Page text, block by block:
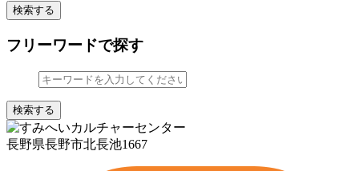
検索する
フリーワードで探す
検索する
長野県長野市北長池1667